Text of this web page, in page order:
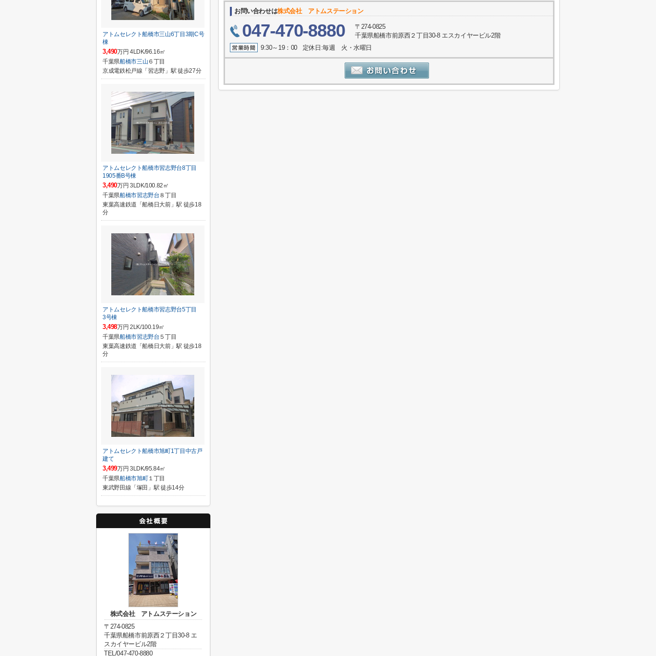
お問い合わせは株式会社 アトムステーション
047-470-8880
〒274-0825
千葉県船橋市前原西２丁目30-8 エスカイヤービル2階
9:30～19：00 定休日:毎週 火・水曜日
アトムセレクト船橋市三山6丁目3期C号
棟
3,490万円 4LDK/96.16㎡
千葉県船橋市三山 ６丁目
京成電鉄松戸線「習志野」駅 徒歩27分
アトムセレクト船橋市習志野台8丁目
1905番B号棟
3,490万円 3LDK/100.82㎡
千葉県船橋市習志野台 ８丁目
東葉高速鉄道「船橋日大前」駅 徒歩18
分
アトムセレクト船橋市習志野台5丁目
3号棟
3,498万円 2LK/100.19㎡
千葉県船橋市習志野台 ５丁目
東葉高速鉄道「船橋日大前」駅 徒歩18
分
アトムセレクト船橋市旭町1丁目中古戸
建て
3,499万円 3LDK/95.84㎡
千葉県船橋市旭町１丁目
東武野田線「塚田」駅 徒歩14分
株式会社 アトムステーション
〒274-0825
千葉県船橋市前原西２丁目30-8 エ
スカイヤービル2階
TEL/047-470-8880